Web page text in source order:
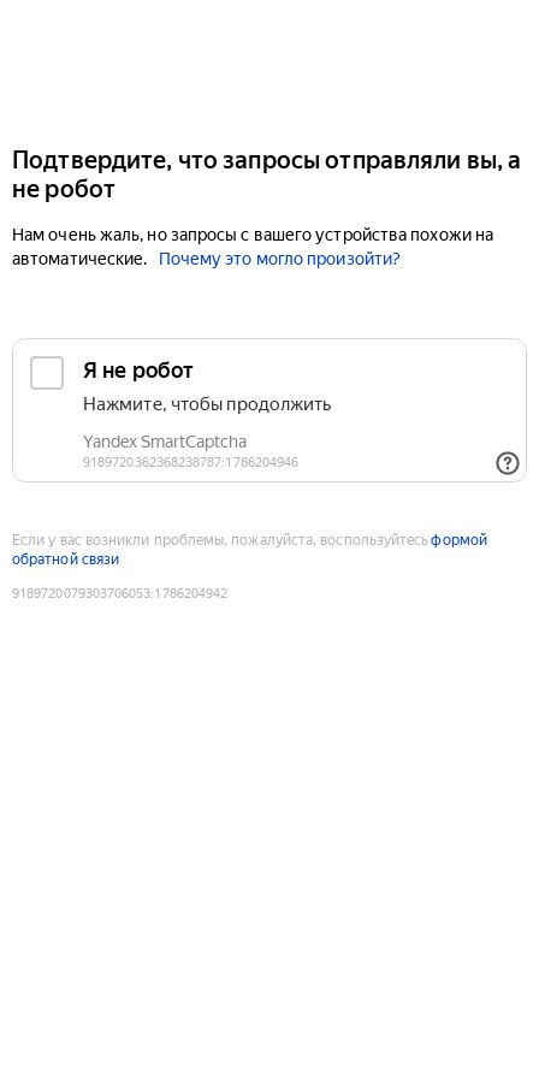
Подтвердите, что запросы отправляли вы, а
не робот
Нам очень жаль, но запросы с вашего устройства похожи на
автоматические.
Почему это могло произойти?
Если у вас возникли проблемы, пожалуйста, воспользуйтесьформой
обратной связи
9189720079303706053:1786204942